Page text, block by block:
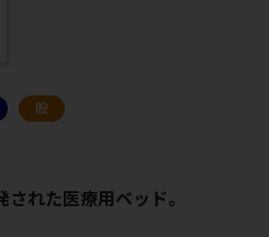
般
れた医療用ベッド。